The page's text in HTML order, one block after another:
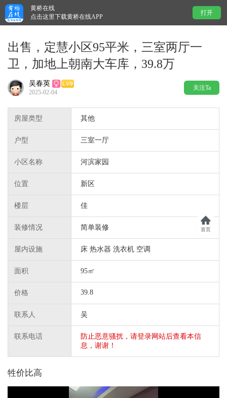
黄桥在线
点击这里下载黄桥在线APP
打开
出售，定慧小区95平米，三室两厅一
卫，加地上朝南大车库，39.8万
吴春英
2025-02-04
关注Ta
房屋类型 其他
户型 三室一厅
小区名称 河滨家园
位置 新区
楼层 佳
装修情况 简单装修
屋内设施 床 热水器 洗衣机 空调
面积 95㎡
价格 39.8
联系人 吴
联系电话
防止恶意骚扰，请登录网站后查看本信
息，谢谢！
牲价比高
首页